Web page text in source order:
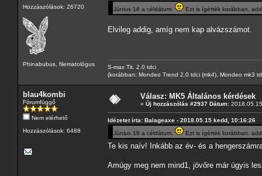
Hozzászólások: 26720
Phinabubus, filematológus
Június 16 a céldátum.
Ezt is ígérték korábban,
Elvileg addig, amíg nem kap alvázszámot.
S-max Tit. 2.0 tdci
(korábban: Mondeo Trend 2.0 tdci (mk4), Mondeo mk3
blau4kombi
Fórumfüggő
Nem elérhető
Hozzászólások: 6488
Válasz: MK5 Általános kérdések
« Új hozzászólás #2937 Dátum:
Idézetet írta: Balageaxe - 2018.05.15 kedd, 10:16:26
Június 16 a céldátum.
Ezt is ígérték korábban,
Te kis naív! Inkább az év- és a
Amúgy meg nem mind1, jövőre már úgyis